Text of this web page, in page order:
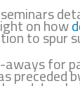
of
a spotlight
take-
It was